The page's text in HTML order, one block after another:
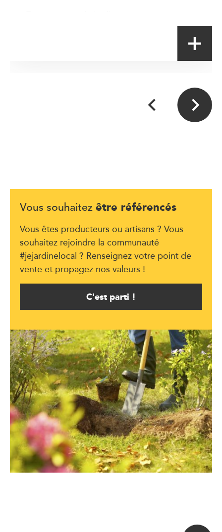
Vous souhaitez être référencés
Vous êtes producteurs ou artisans ? Vous
souhaitez rejoindre la communauté
#jejardinelocal ? Renseignez votre point de
vente et propagez nos valeurs !
C'est parti !